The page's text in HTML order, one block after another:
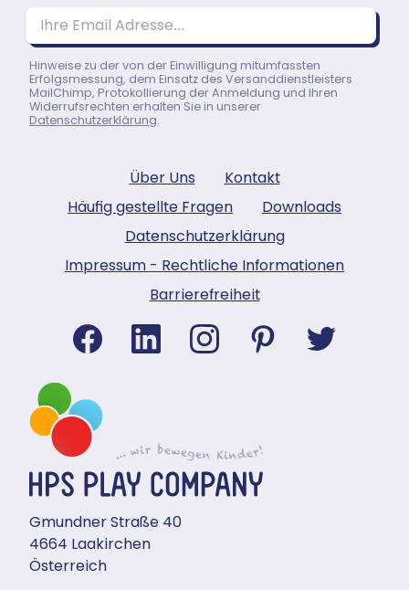
Ihre Email Adresse…
Hinweise zu der von der Einwilligung mitumfassten
Erfolgsmessung, dem Einsatz des Versanddienstleisters
MailChimp, Protokollierung der Anmeldung und Ihren
Widerrufsrechten erhalten Sie in unserer
Datenschutzerklärung.
Über Uns
Kontakt
Häufig gestellte Fragen
Downloads
Datenschutzerklärung
Impressum - Rechtliche Informationen
Barrierefreiheit
Gmundner Straße 40
4664 Laakirchen
Österreich